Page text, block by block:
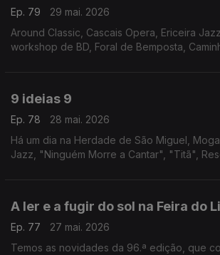
Ep. 79
29 mai. 2026
Around Classic, Cascais Opera, Ericeira
workshop de BD, Foral de Bemposta,
9 ideias 9
Ep. 78
28 mai. 2026
Há um dia na Herdade de São Miguel,
Jazz, "Ninguém Morre a Cantar", "Titã",
A ler e a fugir do sol na Feira do
Ep. 77
27 mai. 2026
Temos as novidades da 96.ª edição, que